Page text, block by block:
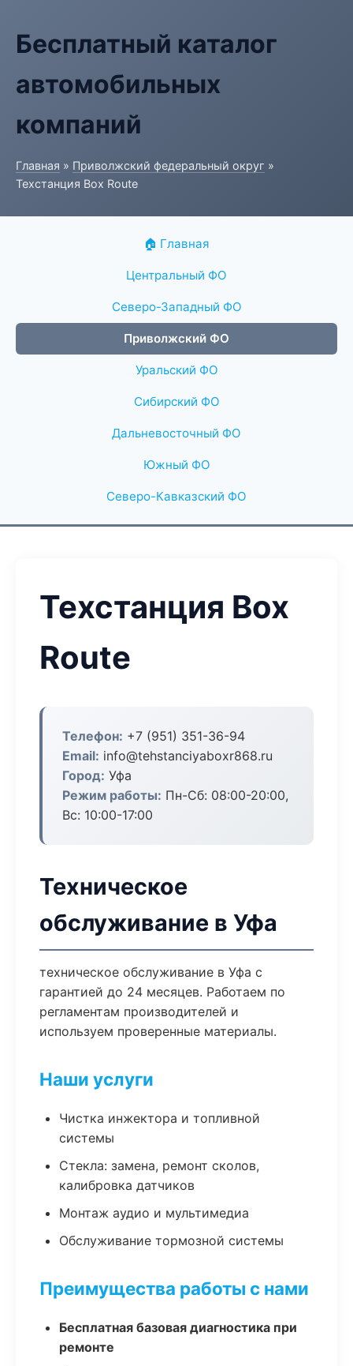
Бесплатный каталог
автомобильных
компаний
Главная » Приволжский федеральный округ »
Техстанция Box Route
🏠 Главная
Центральный ФО
Северо-Западный ФО
Приволжский ФО
Уральский ФО
Сибирский ФО
Дальневосточный ФО
Южный ФО
Северо-Кавказский ФО
Техстанция Box
Route
Телефон: +7 (951) 351-36-94
Email: info@tehstanciyaboxr868.ru
Город: Уфа
Режим работы: Пн-Сб: 08:00-20:00,
Вс: 10:00-17:00
Техническое
обслуживание в Уфа
техническое обслуживание в Уфа с
гарантией до 24 месяцев. Работаем по
регламентам производителей и
используем проверенные материалы.
Наши услуги
Чистка инжектора и топливной
системы
Стекла: замена, ремонт сколов,
калибровка датчиков
Монтаж аудио и мультимедиа
Обслуживание тормозной системы
Преимущества работы с нами
Бесплатная базовая диагностика при
ремонте